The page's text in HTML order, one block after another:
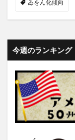
ゐをん化傾向
今週のランキング